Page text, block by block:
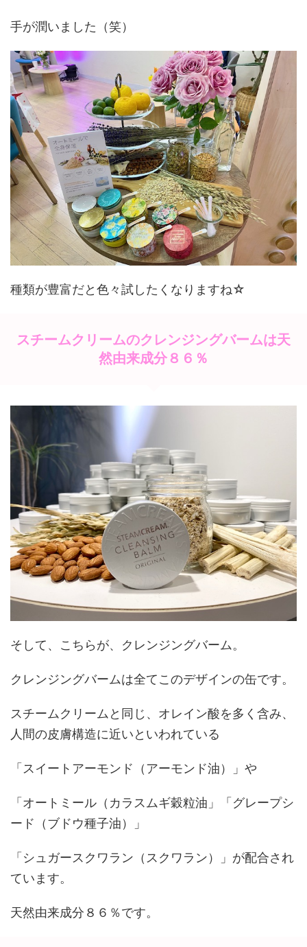
手が潤いました（笑）
種類が豊富だと色々試したくなりますね☆
スチームクリームのクレンジングバームは天
然由来成分８６％
そして、こちらが、クレンジングバーム。
クレンジングバームは全てこのデザインの缶です。
スチームクリームと同じ、オレイン酸を多く含み、
人間の皮膚構造に近いといわれている
「スイートアーモンド（アーモンド油）」や
「オートミール（カラスムギ穀粒油」「グレープシ
ード（ブドウ種子油）」
「シュガースクワラン（スクワラン）」が配合され
ています。
天然由来成分８６％です。